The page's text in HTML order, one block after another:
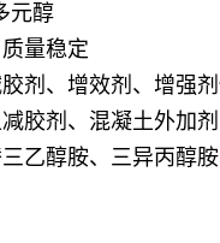
元醇
量稳定
剂、增效剂、增强
胶剂、混凝土外加剂
乙醇胺、三异丙醇